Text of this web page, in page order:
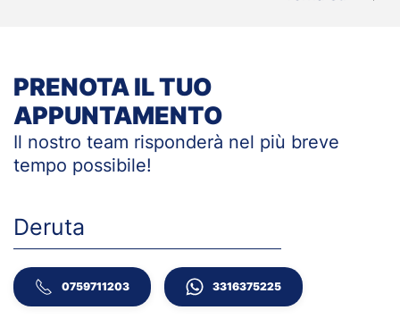
PRENOTA IL TUO
APPUNTAMENTO
Il nostro team risponderà nel più breve
tempo possibile!
Deruta
0759711203 3316375225